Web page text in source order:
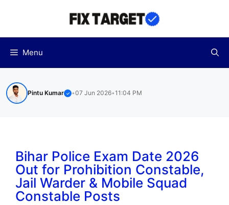
Menu
Pintu Kumar ✓ •07 Jun 2026•11:04 PM
Bihar Police Exam Date 2026
Out for Prohibition Constable,
Jail Warder & Mobile Squad
Constable Posts